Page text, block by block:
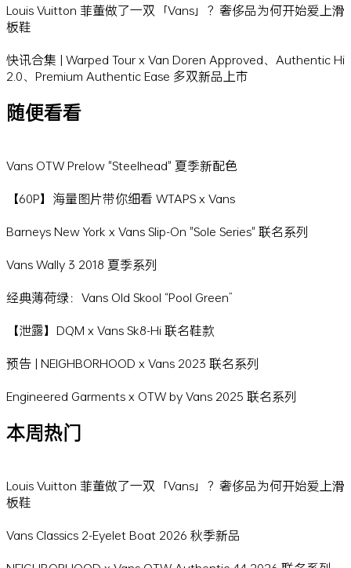
Louis Vuitton 菲董做了一双「Vans」？奢侈品为何开始爱上滑
板鞋
快讯合集 | Warped Tour x Van Doren Approved、Authentic Hi
2.0、Premium Authentic Ease 多双新品上市
随便看看
Vans OTW Prelow "Steelhead" 夏季新配色
【60P】海量图片带你细看 WTAPS x Vans
Barneys New York x Vans Slip-On "Sole Series" 联名系列
Vans Wally 3 2018 夏季系列
经典薄荷绿：Vans Old Skool “Pool Green”
【泄露】DQM x Vans Sk8-Hi 联名鞋款
预告 | NEIGHBORHOOD x Vans 2023 联名系列
Engineered Garments x OTW by Vans 2025 联名系列
本周热门
Louis Vuitton 菲董做了一双「Vans」？奢侈品为何开始爱上滑
板鞋
Vans Classics 2-Eyelet Boat 2026 秋季新品